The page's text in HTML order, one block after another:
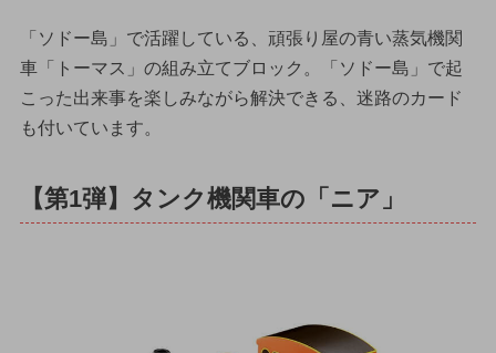
「ソドー島」で活躍している、頑張り屋の青い蒸気機関
車「トーマス」の組み立てブロック。「ソドー島」で起
こった出来事を楽しみながら解決できる、迷路のカード
も付いています。
【第1弾】タンク機関車の「ニア」